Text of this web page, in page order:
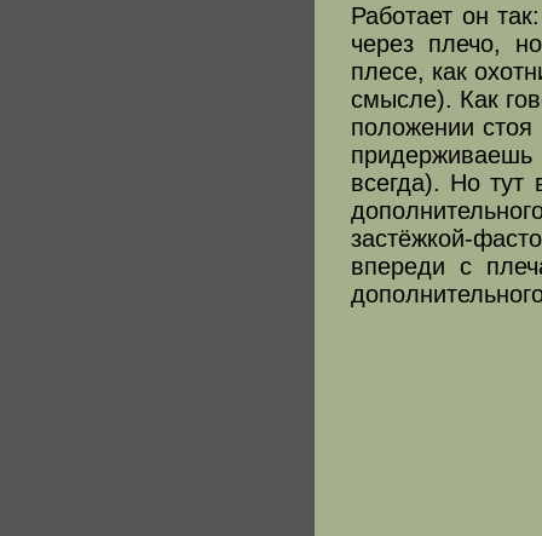
Работает он
через плечо,
плесе, как
смысле). Как
положении
придерживаешь
всегда). Но тут
застёжкой-
впереди с